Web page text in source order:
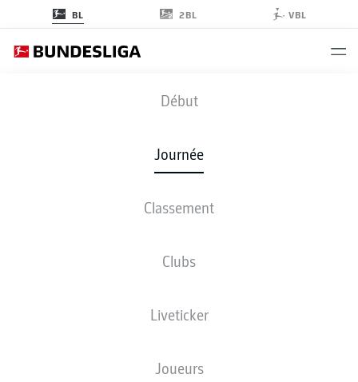
BL 2BL VBL
Début
Journée
Classement
Clubs
Liveticker
Joueurs
M05 - ELV
COMPOSITIONS STATISTIQUES
Les compositions seront annoncées